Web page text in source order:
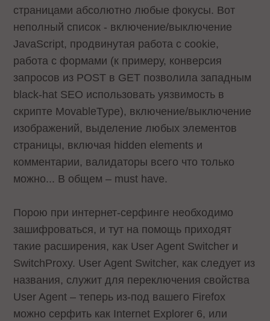
страницами абсолютно любые фокусы. Вот
неполный список - включение/выключение
JavaScript, продвинутая работа с cookie,
работа с формами (к примеру, конверсия
запросов из POST в GET позволила западным
black-hat SEO использовать уязвимость в
скрипте MovableType), включение/выключение
изображений, выделение любых элементов
страницы, включая hidden elements и
комментарии, валидаторы всего что только
можно... В общем – must have.
Порою при интернет-серфинге необходимо
зашифроваться, и тут на помощь приходят
такие расширения, как User Agent Switcher и
SwitchProxy. User Agent Switcher, как следует из
названия, служит для переключения свойства
User Agent – теперь из-под вашего Firefox
можно серфить как Internet Explorer 6, или